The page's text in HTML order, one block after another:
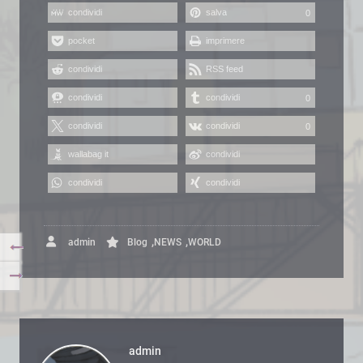
condividi salva 0
pocket imprimere
condividi RSS feed
condividi condividi 0
condividi condividi 0
wallabag it condividi
condividi condividi
admin Blog ,NEWS ,WORLD
admin